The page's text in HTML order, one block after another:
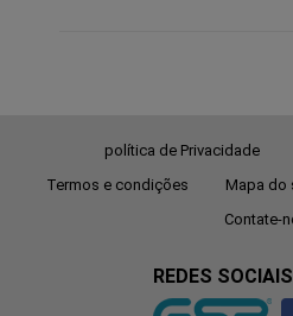
política de Privacidade
Termos e condições
Mapa do
Contate-
REDES SOCIAIS